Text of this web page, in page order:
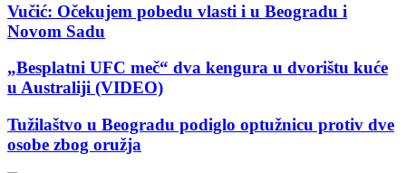
Vučić: Očekujem pobedu vlasti i u Beogradu i
Novom Sadu
„Besplatni UFC meč“ dva kengura u dvorištu kuće
u Australiji (VIDEO)
Tužilaštvo u Beogradu podiglo optužnicu protiv dve
osobe zbog oružja